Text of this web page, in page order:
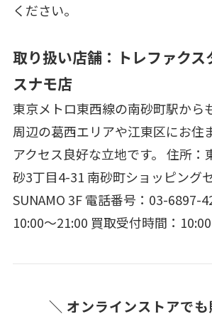
ください。
取り扱い店舗：トレファクス
スナモ店
東京メトロ東西線の南砂町駅から
周辺の葛西エリアや江東区にお住
アクセス良好な立地です。 住所：
砂3丁目4-31 南砂町ショッピング
SUNAMO 3F 電話番号：03-6897-
10:00～21:00 買取受付時間：
＼ オンラインストアで